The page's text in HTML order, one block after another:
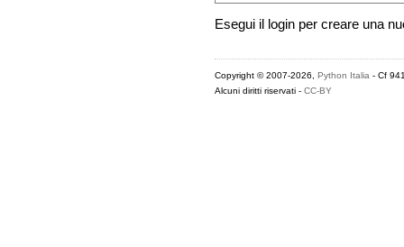
Esegui il login per creare una
Copyright © 2007-2026, Python Italia - Cf
Alcuni diritti riservati - CC-BY